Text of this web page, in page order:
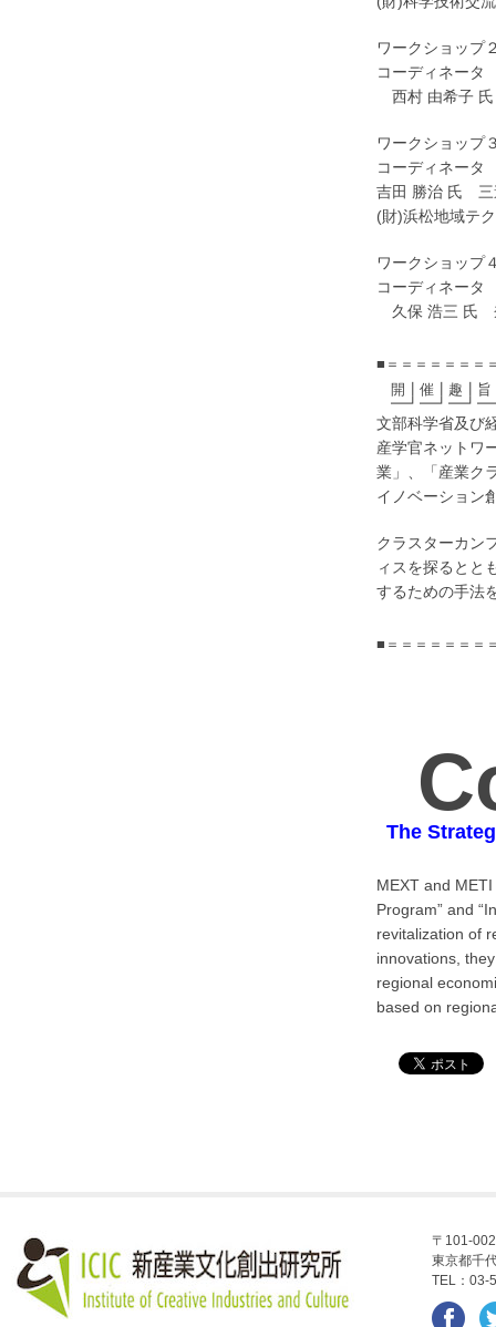
ワークショッ
コーディネー
西村 由希子
ワークショッ
コーディネー
吉田 勝治 氏 三
(財)浜松地域テ
ワークショッ
コーディネー
久保 浩三 氏
■＝＝＝＝＝＝＝
開┃催┃趣┃
文部科学省及び
産学官ネットワ
業」、「産業ク
イノベーション
クラスターカン
ィスを探るとと
するための手法
■＝＝＝＝＝＝＝
The
MEXT and
Program” and
revitalization of
innovations,
regional
based on
〒101-
東京都千
TEL：